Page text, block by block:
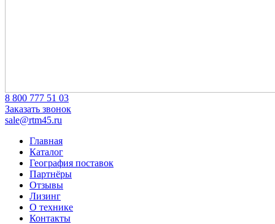
‎8 800 777 51 03
Заказать звонок
sale@rtm45.ru
Главная
Каталог
География поставок
Партнёры
Отзывы
Лизинг
О технике
Контакты